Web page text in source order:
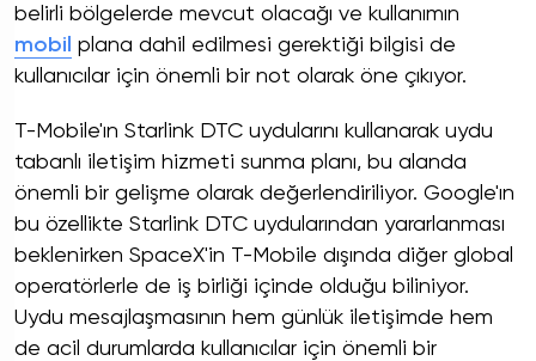
belirli bölgelerde mevcut olacağı ve kullanımın
mobil plana dahil edilmesi gerektiği bilgisi de
kullanıcılar için önemli bir not olarak öne çıkıyor.
T-Mobile'ın Starlink DTC uydularını kullanarak uydu
tabanlı iletişim hizmeti sunma planı, bu alanda
önemli bir gelişme olarak değerlendiriliyor. Google'ın
bu özellikte Starlink DTC uydularından yararlanması
beklenirken SpaceX'in T-Mobile dışında diğer global
operatörlerle de iş birliği içinde olduğu biliniyor.
Uydu mesajlaşmasının hem günlük iletişimde hem
de acil durumlarda kullanıcılar için önemli bir